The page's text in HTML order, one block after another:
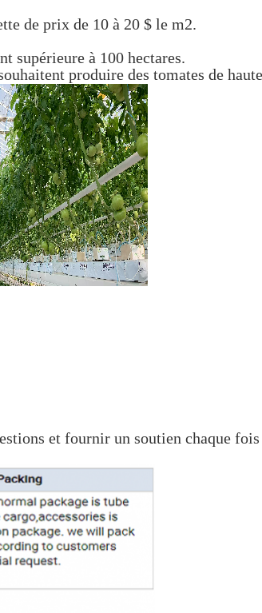
de prix de 10 à 20 $ le m2.
supérieure à 100 hectares.
produire des tomates de
et fournir un soutien chaque fois